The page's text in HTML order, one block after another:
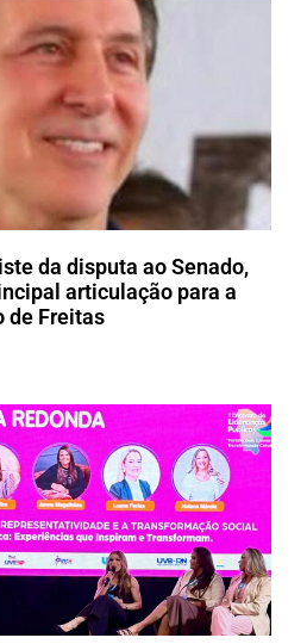
da disputa ao Senado,
articulação para a
de Freitas